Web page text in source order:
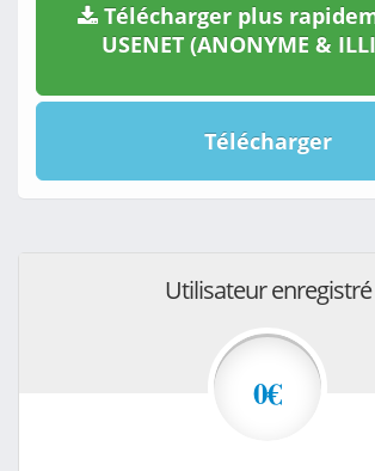
Télécharger plus
USENET (ANONYME &
Télécharger
Utilisateur enregistré
0€